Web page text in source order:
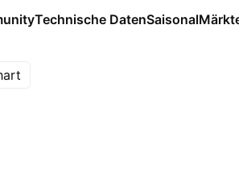
Technische DatenSaisonalMärkte